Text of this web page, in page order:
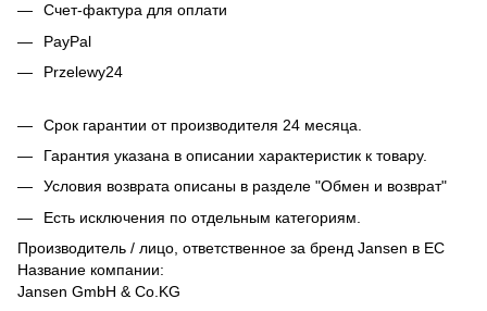
Счет-фактура для оплати
PayPal
Przelewy24
Срок гарантии от производителя 24 месяца.
Гарантия указана в описании характеристик к товару.
Условия возврата описаны в разделе "Обмен и возврат"
Есть исключения по отдельным категориям.
Производитель / лицо, ответственное за бренд Jansen в ЕС
Название компании:
Jansen GmbH & Co.KG